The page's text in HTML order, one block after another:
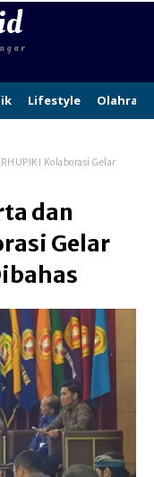
Lifestyle Olahraga
Kolaborasi Gelar
dan
Gelar